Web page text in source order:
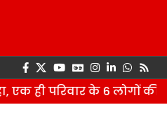
ही परिवार के 6 लोगों की